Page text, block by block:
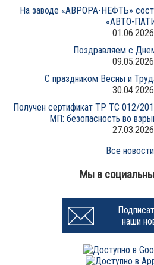
На заводе «АВРОРА-НЕФТЬ»
«АВТО-
01.06.2026
Поздравляем с
09.05.2026
С праздником Весны и
30.04.2026
Получен сертификат ТР ТС 012/
МП: безопасность во
27.03.2026
Все
Мы в
наши